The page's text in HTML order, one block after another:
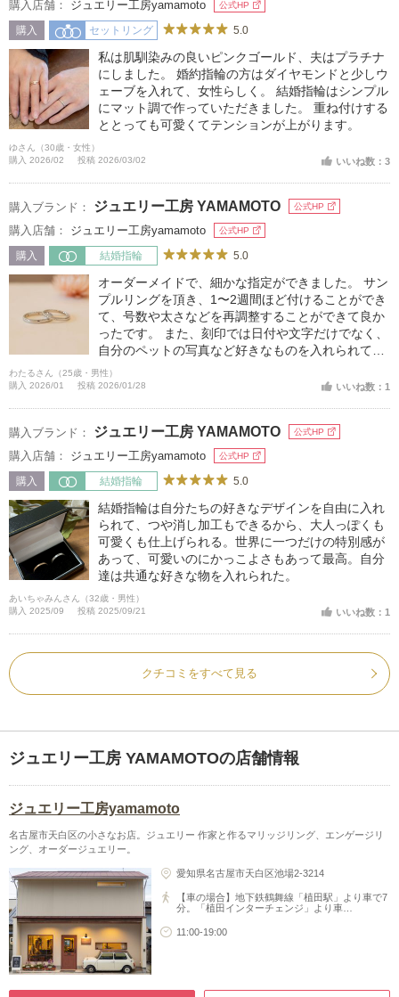
購入店舗： ジュエリー工房yamamoto 公式HP
購入 セットリング 5.0
私は肌馴染みの良いピンクゴールド、夫はプラチナ
にしました。 婚約指輪の方はダイヤモンドと少しウ
ェーブを入れて、女性らしく。 結婚指輪はシンプル
にマット調で作っていただきました。 重ね付けする
ととっても可愛くてテンションが上がります。
ゆさん（30歳・女性）
購入 2026/02
投稿 2026/03/02 いいね数：3
購入ブランド： ジュエリー工房 YAMAMOTO 公式HP
購入店舗： ジュエリー工房yamamoto 公式HP
購入 結婚指輪 5.0
オーダーメイドで、細かな指定ができました。 サン
プルリングを頂き、1〜2週間ほど付けることができ
て、号数や太さなどを再調整することができて良か
ったです。 また、刻印では日付や文字だけでなく、
自分のペットの写真など好きなものを入れられて、
唯一無二のものが作れて良かったです。
わたるさん（25歳・男性）
購入 2026/01
投稿 2026/01/28 いいね数：1
購入ブランド： ジュエリー工房 YAMAMOTO 公式HP
購入店舗： ジュエリー工房yamamoto 公式HP
購入 結婚指輪 5.0
結婚指輪は自分たちの好きなデザインを自由に入れ
られて、つや消し加工もできるから、大人っぽくも
可愛くも仕上げられる。世界に一つだけの特別感が
あって、可愛いのにかっこよさもあって最高。自分
達は共通な好きな物を入れられた。
あいちゃみんさん（32歳・男性）
購入 2025/09
投稿 2025/09/21 いいね数：1
クチコミをすべて見る
ジュエリー工房 YAMAMOTOの店舗情報
ジュエリー工房yamamoto
名古屋市天白区の小さなお店。ジュエリー 作家と作るマリッジリング、エンゲージリ
ング、オーダージュエリー。
愛知県名古屋市天白区池場2-3214
【車の場合】地下鉄鶴舞線「植田駅」より車で7
分。「植田インターチェンジ」より車…
11:00-19:00